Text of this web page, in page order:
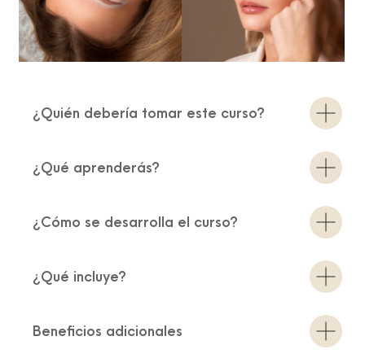
¿Quién debería tomar este curso?
¿Qué aprenderás?
¿Cómo se desarrolla el curso?
¿Qué incluye?
Beneficios adicionales